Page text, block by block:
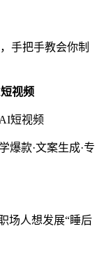
手把手教会你制
视频
爆款·文案生成·专
场人想发展“睡后